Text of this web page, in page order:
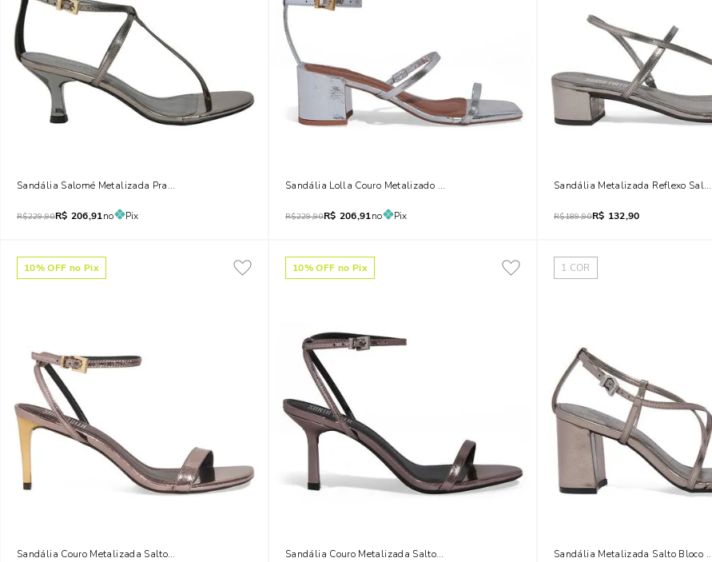
Sandália Salomé Metalizada Prata Salto Baixo
R$229,90R$ 206,91no Pix
Sandália Lolla Couro Metalizado Prata Salto Bloco
R$229,90R$ 206,91no Pix
Sandália Metalizada Reflexo Salto
R$189,90R$ 132,90
10% OFF no Pix
Sandália Couro Metalizada Salto Fino Prata
10% OFF no Pix
Sandália Couro Metalizada Salto Alto Fino Prata
1 COR
Sandália Metalizada Salto Bloco